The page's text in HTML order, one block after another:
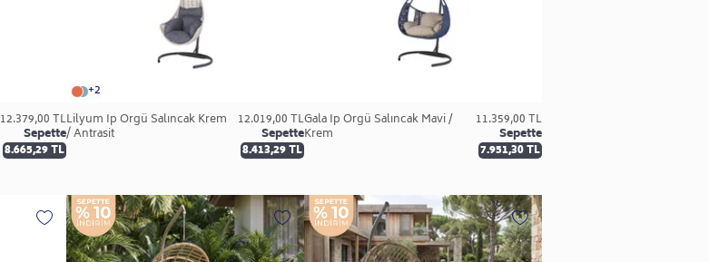
12.379,00 TL
Sepette
8.665,29 TL
+2
Lilyum İp Örgü Salıncak Krem
/ Antrasit
12.019,00 TL
Sepette
8.413,29 TL
Gala İp Örgü Salıncak Mavi /
Krem
11.359,00 TL
Sepette
7.951,30 TL